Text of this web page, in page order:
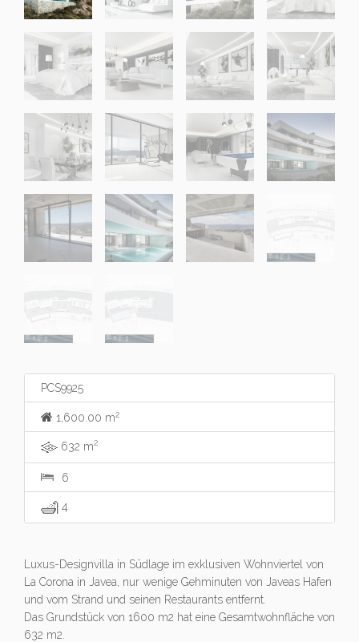
PCS9925
1,600.00 m2
632 m2
6
4
Luxus-Designvilla in Südlage im exklusiven Wohnviertel von
La Corona in Javea, nur wenige Gehminuten von Javeas Hafen
und vom Strand und seinen Restaurants entfernt.
Das Grundstück von 1600 m2 hat eine Gesamtwohnfläche von
632 m2.